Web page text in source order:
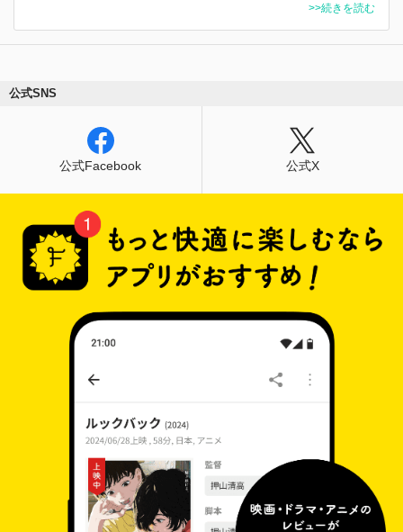
>>続きを読む
公式SNS
公式Facebook 公式X